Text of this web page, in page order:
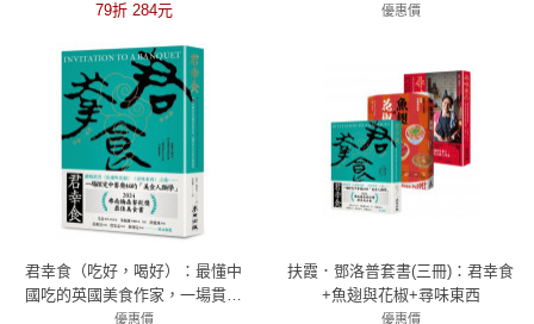
79折 284元
美食家的啟發之旅
優惠價
君幸食（吃好，喝好）：最懂中
國吃的英國美食作家，一場貫穿
古今的中餐盛宴
優惠價
扶霞．鄧洛普套書(三冊)：君幸食
+魚翅與花椒+尋味東西
優惠價